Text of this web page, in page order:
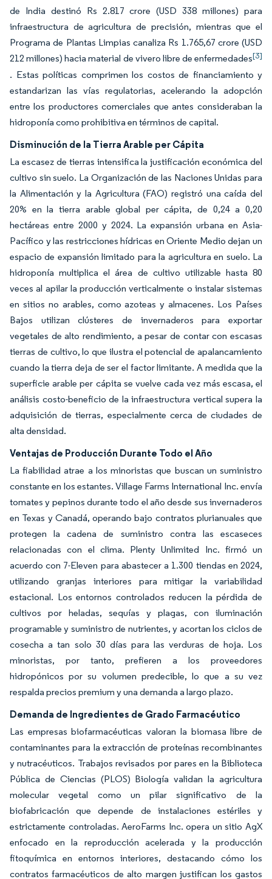
de India destinó Rs 2.817 crore (USD 338 millones) para
infraestructura de agricultura de precisión, mientras que el
Programa de Plantas Limpias canaliza Rs 1.765,67 crore (USD
212 millones) hacia material de vivero libre de enfermedades[3]
. Estas políticas comprimen los costos de financiamiento y
estandarizan las vías regulatorias, acelerando la adopción
entre los productores comerciales que antes consideraban la
hidroponía como prohibitiva en términos de capital.
Disminución de la Tierra Arable per Cápita
La escasez de tierras intensifica la justificación económica del
cultivo sin suelo. La Organización de las Naciones Unidas para
la Alimentación y la Agricultura (FAO) registró una caída del
20% en la tierra arable global per cápita, de 0,24 a 0,20
hectáreas entre 2000 y 2024. La expansión urbana en Asia-
Pacífico y las restricciones hídricas en Oriente Medio dejan un
espacio de expansión limitado para la agricultura en suelo. La
hidroponía multiplica el área de cultivo utilizable hasta 80
veces al apilar la producción verticalmente o instalar sistemas
en sitios no arables, como azoteas y almacenes. Los Países
Bajos utilizan clústeres de invernaderos para exportar
vegetales de alto rendimiento, a pesar de contar con escasas
tierras de cultivo, lo que ilustra el potencial de apalancamiento
cuando la tierra deja de ser el factor limitante. A medida que la
superficie arable per cápita se vuelve cada vez más escasa, el
análisis costo-beneficio de la infraestructura vertical supera la
adquisición de tierras, especialmente cerca de ciudades de
alta densidad.
Ventajas de Producción Durante Todo el Año
La fiabilidad atrae a los minoristas que buscan un suministro
constante en los estantes. Village Farms International Inc. envía
tomates y pepinos durante todo el año desde sus invernaderos
en Texas y Canadá, operando bajo contratos plurianuales que
protegen la cadena de suministro contra las escaseces
relacionadas con el clima. Plenty Unlimited Inc. firmó un
acuerdo con 7-Eleven para abastecer a 1.300 tiendas en 2024,
utilizando granjas interiores para mitigar la variabilidad
estacional. Los entornos controlados reducen la pérdida de
cultivos por heladas, sequías y plagas, con iluminación
programable y suministro de nutrientes, y acortan los ciclos de
cosecha a tan solo 30 días para las verduras de hoja. Los
minoristas, por tanto, prefieren a los proveedores
hidropónicos por su volumen predecible, lo que a su vez
respalda precios premium y una demanda a largo plazo.
Demanda de Ingredientes de Grado Farmacéutico
Las empresas biofarmacéuticas valoran la biomasa libre de
contaminantes para la extracción de proteínas recombinantes
y nutracéuticos. Trabajos revisados por pares en la Biblioteca
Pública de Ciencias (PLOS) Biología validan la agricultura
molecular vegetal como un pilar significativo de la
biofabricación que depende de instalaciones estériles y
estrictamente controladas. AeroFarms Inc. opera un sitio AgX
enfocado en la reproducción acelerada y la producción
fitoquímica en entornos interiores, destacando cómo los
contratos farmacéuticos de alto margen justifican los gastos